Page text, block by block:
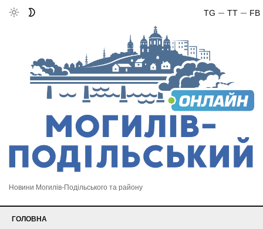
FB
TT
TG
Новини Могилів-Подільського та району
ГОЛОВНА